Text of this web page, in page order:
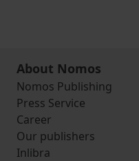
About Nomos
Nomos Publishing
Press Service
Career
Our publishers
Inlibra